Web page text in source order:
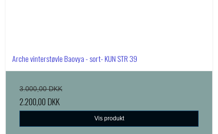
Arche vinterstøvle Baovya - sort- KUN STR 39
3.000,00 DKK
2.200,00 DKK
Vis produkt